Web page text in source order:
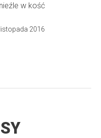
w kość
2016